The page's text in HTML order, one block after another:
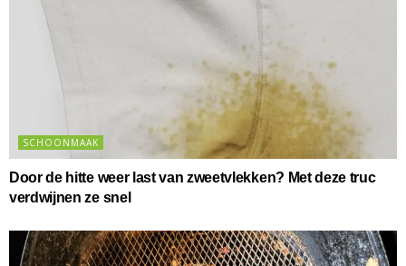
SCHOONMAAK
Door de hitte weer last van zweetvlekken? Met deze truc
verdwijnen ze snel